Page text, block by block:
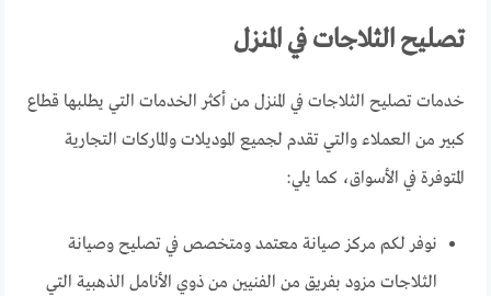
تصليح الثلاجات في المنزل
خدمات تصليح الثلاجات في المنزل من أكثر الخدمات التي يطلبها قطاع
كبير من العملاء والتي تقدم لجميع الموديلات والماركات التجارية
المتوفرة في الأسواق، كما يلي:
نوفر لكم مركز صيانة معتمد ومتخصص في تصليح وصيانة
الثلاجات مزود بفريق من الفنيين من ذوي الأنامل الذهبية التي